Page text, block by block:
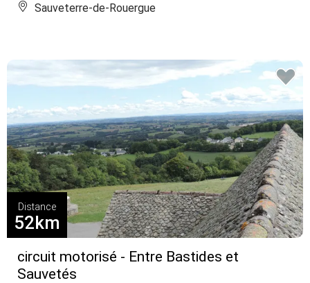
Sauveterre-de-Rouergue
circuit motorisé - Entre Bastides et
Sauvetés
Distance
52km